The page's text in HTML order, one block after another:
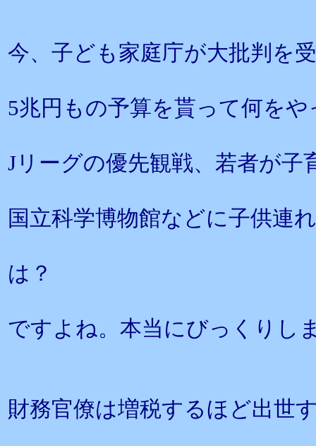
今、子ども家庭庁が大批判を
5兆円もの予算を貰って何を
Jリーグの優先観戦、若者が子
国立科学博物館などに子供連
は？
ですよね。本当にびっくりし
財務官僚は増税するほど出世